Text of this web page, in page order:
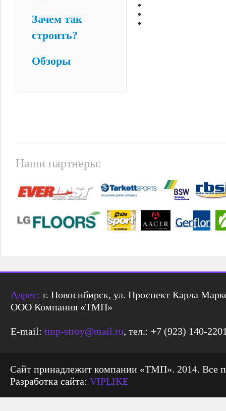
Зачем так
строить?
Обзоры
Наши партнеры:
Адрес: г. Новосибирск, ул. Проспект Карла
ООО Компания «ТМП»
E-mail: tmp-stroy@mail.ru, тел.: +7 (923) 140-
Сайт принадлежит компании «ТМП». 2014. Все
Разработка сайта: VIPLIKE